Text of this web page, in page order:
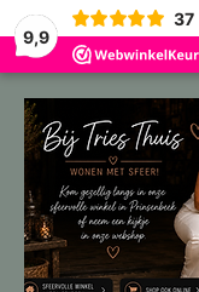
9,9
37